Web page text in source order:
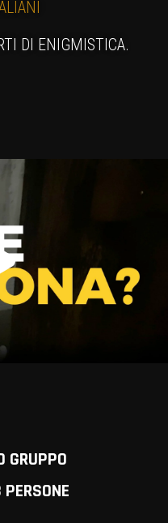
DI ENIGMISTICA.
GRUPPO